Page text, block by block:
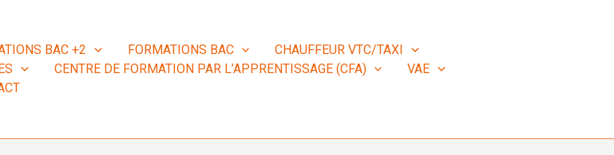
BAC +2 FORMATIONS BAC
CHAUFFEUR VTC/TAXI
CENTRE DE FORMATION PAR L’APPRENTISSAGE (CFA)
VAE